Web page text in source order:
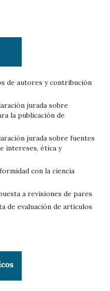
de autores y contribución
jurada sobre
la publicación de
jurada sobre fuentes
intereses, ética y
con la ciencia
a revisiones de pares
de evaluación de artículos